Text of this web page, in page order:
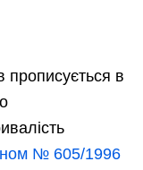
прописується в
№ 605/1996